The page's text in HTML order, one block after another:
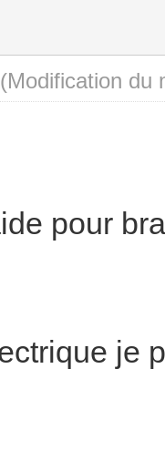
(Modification du
pour
je